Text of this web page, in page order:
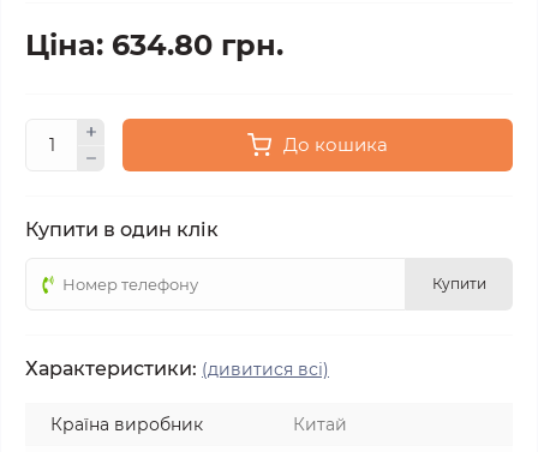
Ціна: 634.80 грн.
До кошика
Купити в один клік
Купити
Характеристики: (дивитися всі)
Країна виробник
Китай